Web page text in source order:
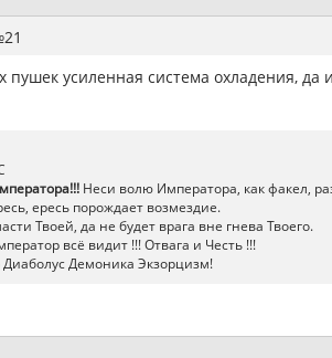
21
пушек усиленная система охладения, да
Неси волю Императора, как факел,
ересь порождает возмездие.
Твоей, да не будет врага вне гнева Твоего.
всё видит !!! Отвага и Честь !!!
Демоника Экзорцизм!